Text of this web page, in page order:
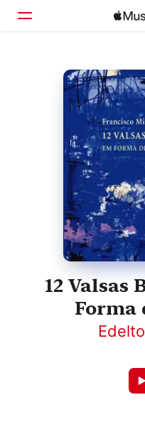
Home
Browse
12 Valsas
Forma